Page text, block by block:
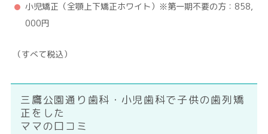
小児矯正（全顎上下矯正ホワイト）※第一期不要の方：858,
000円
（すべて税込）
三鷹公園通り歯科・小児歯科で子供の歯列矯
正をした
ママの口コミ